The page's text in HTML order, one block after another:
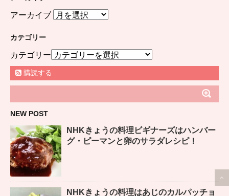
アーカイブ
カテゴリー
カテゴリー
購読する
NEW POST
NHKきょうの料理ビギナーズはハンバー
グ・ピーマンと卵のサラダレシピ！
NHKきょうの料理はあじのカルパッチョ